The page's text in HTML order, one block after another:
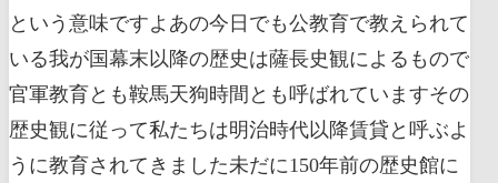
という意味ですよあの今日でも公教育で教えられて
いる我が国幕末以降の歴史は薩長史観によるもので
官軍教育とも鞍馬天狗時間とも呼ばれていますその
歴史観に従って私たちは明治時代以降賃貸と呼ぶよ
うに教育されてきました未だに150年前の歴史館に